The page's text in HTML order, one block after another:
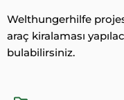
Welthungerhilfe
araç kiralaması
bulabilirsiniz.